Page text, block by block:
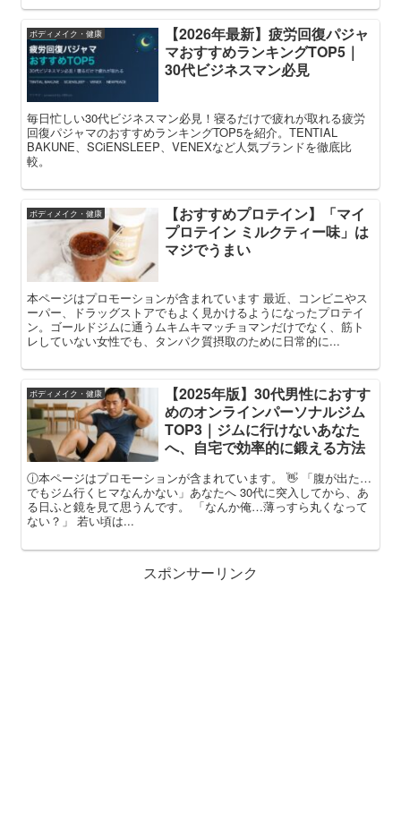
ボディメイク・健康
【2026年最新】疲労回復パジャ
マおすすめランキングTOP5｜
30代ビジネスマン必見
毎日忙しい30代ビジネスマン必見！寝るだけで疲れが取れる疲労
回復パジャマのおすすめランキングTOP5を紹介。TENTIAL
BAKUNE、SCiENSLEEP、VENEXなど人気ブランドを徹底比
較。
ボディメイク・健康
【おすすめプロテイン】「マイ
プロテイン ミルクティー味」は
マジでうまい
本ページはプロモーションが含まれています 最近、コンビニやス
ーパー、ドラッグストアでもよく見かけるようになったプロテイ
ン。ゴールドジムに通うムキムキマッチョマンだけでなく、筋ト
レしていない女性でも、タンパク質摂取のために日常的に...
ボディメイク・健康
【2025年版】30代男性におすす
めのオンラインパーソナルジム
TOP3｜ジムに行けないあなた
へ、自宅で効率的に鍛える方法
ⓘ本ページはプロモーションが含まれています。 👋 「腹が出た…
でもジム行くヒマなんかない」あなたへ 30代に突入してから、あ
る日ふと鏡を見て思うんです。 「なんか俺…薄っすら丸くなって
ない？」 若い頃は...
スポンサーリンク